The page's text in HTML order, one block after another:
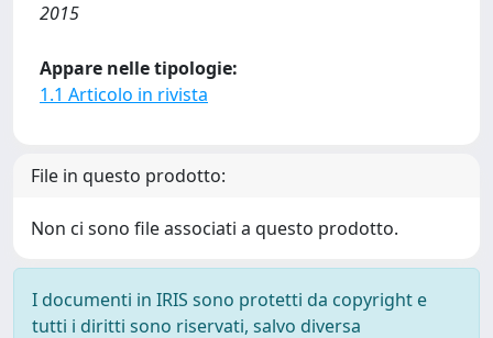
2015
Appare nelle tipologie:
1.1 Articolo in rivista
File in questo prodotto:
Non ci sono file associati a questo prodotto.
I documenti in IRIS sono protetti da copyright e
tutti i diritti sono riservati, salvo diversa